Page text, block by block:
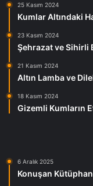
25 Kasım 2024
Kumlar Altındaki
23 Kasım 2024
Şehrazat ve Sihirli
21 Kasım 2024
Altın Lamba ve
18 Kasım 2024
Gizemli Kumların
6 Aralık 2025
Konuşan